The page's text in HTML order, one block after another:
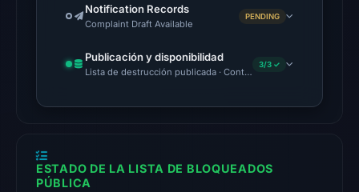
(ScamSniffer)
in
snapshot
Aug
at
Notification Records
Complaint Draft Available
PENDING
Publicación y disponibilidad
Lista de destrucción publicada · Content Observed
3/3 ✓
ESTADO DE LA LISTA DE BLOQUEADOS
PÚBLICA